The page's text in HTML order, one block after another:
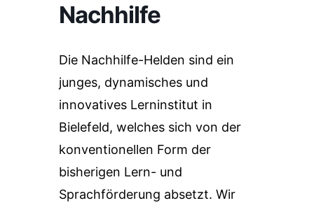
Nachhilfe
Die Nachhilfe-Helden sind ein
junges, dynamisches und
innovatives Lerninstitut in
Bielefeld, welches sich von der
konventionellen Form der
bisherigen Lern- und
Sprachförderung absetzt. Wir